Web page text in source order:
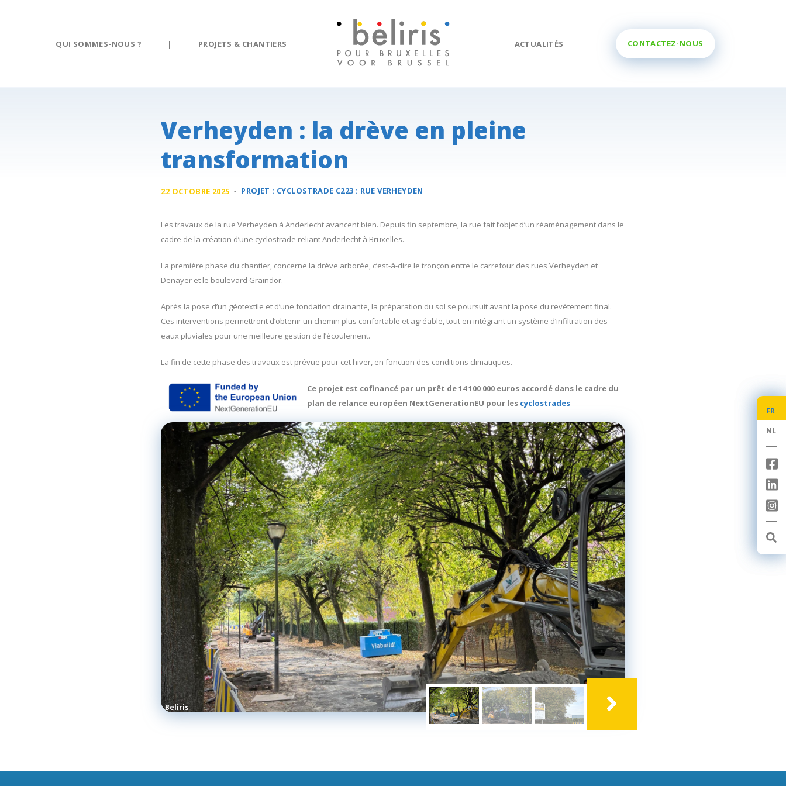
FR
NL
QUI SOMMES-NOUS ? | PROJETS & CHANTIERS ACTUALITÉS CONTACTEZ-NOUS
FR
NL
Verheyden : la drève en pleine
transformation
22 OCTOBRE 2025 - PROJET : CYCLOSTRADE C223 : RUE VERHEYDEN
Les travaux de la rue Verheyden à Anderlecht avancent bien. Depuis fin septembre, la rue fait l’objet d’un réaménagement dans le
cadre de la création d’une cyclostrade reliant Anderlecht à Bruxelles.
La première phase du chantier, concerne la drève arborée, c’est-à-dire le tronçon entre le carrefour des rues Verheyden et
Denayer et le boulevard Graindor.
Après la pose d’un géotextile et d’une fondation drainante, la préparation du sol se poursuit avant la pose du revêtement final.
Ces interventions permettront d’obtenir un chemin plus confortable et agréable, tout en intégrant un système d’infiltration des
eaux pluviales pour une meilleure gestion de l’écoulement.
La fin de cette phase des travaux est prévue pour cet hiver, en fonction des conditions climatiques.
Ce projet est cofinancé par un prêt de 14 100 000 euros accordé dans le cadre du
plan de relance européen NextGenerationEU pour les cyclostrades
Beliris